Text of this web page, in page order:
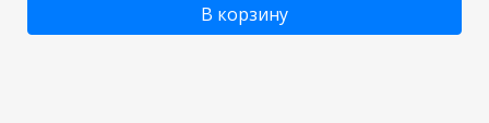
В корзину